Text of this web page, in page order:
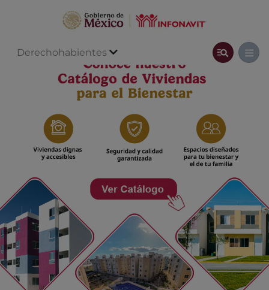
Derechohabientes